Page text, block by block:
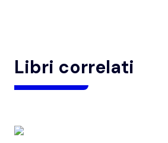
Libri correlati